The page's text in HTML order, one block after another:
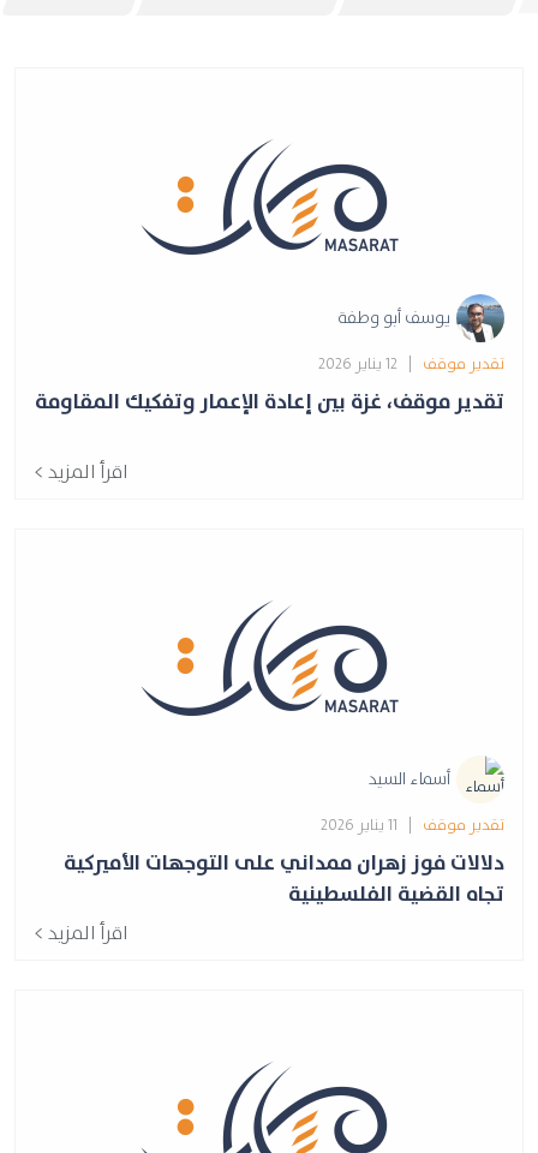
يوسف أبو وطفة
تقدير موقف
تقدير موقف، غزة بين إعادة الإعمار وتفكيك المقاومة
اقرأ المزيد >
أسماء السيد
تقدير موقف
دلالات فوز زهران ممداني على التوجهات الأميركية
تجاه القضية الفلسطينية
اقرأ المزيد >